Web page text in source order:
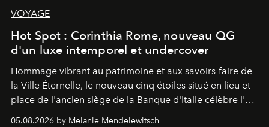
VOYAGE
Hot Spot : Corinthia Rome, nouveau QG
d'un luxe intemporel et undercover
Hommage vibrant au patrimoine et aux savoirs-faire de
la Ville Éternelle, le nouveau cinq étoiles situé en lieu et
place de l'ancien siège de la Banque d'Italie célèbre l'art
de vivre Romain dans toute son élégance intemporelle.
05.08.2026 by Melanie Mendelewitsch